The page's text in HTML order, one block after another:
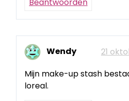
Beantwoorden
Wendy
21
Mijn make-up stash
loreal.